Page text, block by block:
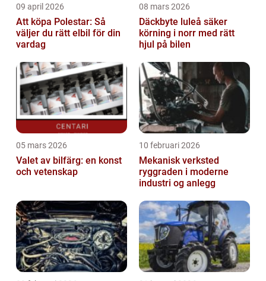
09 april 2026
Att köpa Polestar: Så
väljer du rätt elbil för din
vardag
08 mars 2026
Däckbyte luleå säker
körning i norr med rätt
hjul på bilen
05 mars 2026
Valet av bilfärg: en konst
och vetenskap
10 februari 2026
Mekanisk verksted
ryggraden i moderne
industri og anlegg